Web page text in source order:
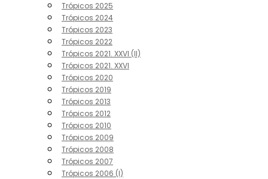
Trópicos 2025
Trópicos 2024
Trópicos 2023
Trópicos 2022
Trópicos 2021. XXVI (II)
Trópicos 2021. XXVI
Trópicos 2020
Trópicos 2019
Trópicos 2013
Trópicos 2012
Trópicos 2010
Trópicos 2009
Trópicos 2008
Trópicos 2007
Trópicos 2006 (I)